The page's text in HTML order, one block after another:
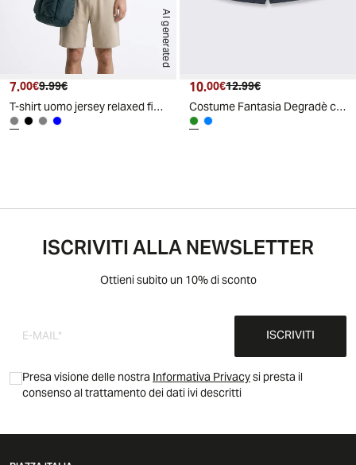
AI generated
Prezzo attuale
7.00€ Prezzo originale
9.99€
T-shirt uomo jersey relaxed fit maniche corte - Grigio stone
Prezzo attuale
10.00€ Prezzo originale
12.99€
Costume Fantasia Degradè con Tasche - Verde militare
ISCRIVITI ALLA NEWSLETTER
Ottieni subito un 10% di sconto
ISCRIVITI
Presa visione delle nostraInformativa Privacysi presta il
consenso al trattamento dei dati ivi descritti